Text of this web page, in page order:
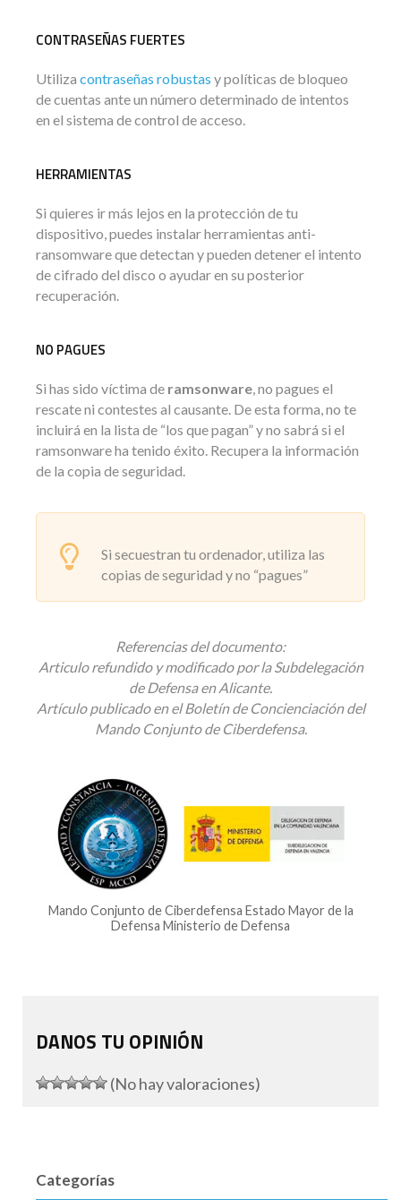
CONTRASEÑAS FUERTES
Utiliza contraseñas robustas y políticas de bloqueo
de cuentas ante un número determinado de intentos
en el sistema de control de acceso.
HERRAMIENTAS
Si quieres ir más lejos en la protección de tu
dispositivo, puedes instalar herramientas anti-
ransomware que detectan y pueden detener el intento
de cifrado del disco o ayudar en su posterior
recuperación.
NO PAGUES
Si has sido víctima de ramsonware, no pagues el
rescate ni contestes al causante. De esta forma, no te
incluirá en la lista de “los que pagan” y no sabrá si el
ramsonware ha tenido éxito. Recupera la información
de la copia de seguridad.
Si secuestran tu ordenador, utiliza las
copias de seguridad y no “pagues”
Referencias del documento:
Articulo refundido y modificado por la Subdelegación
de Defensa en Alicante.
Artículo publicado en el Boletín de Concienciación del
Mando Conjunto de Ciberdefensa.
Mando Conjunto de Ciberdefensa Estado Mayor de la
Defensa Ministerio de Defensa
DANOS TU OPINIÓN
(No hay valoraciones)
Categorías